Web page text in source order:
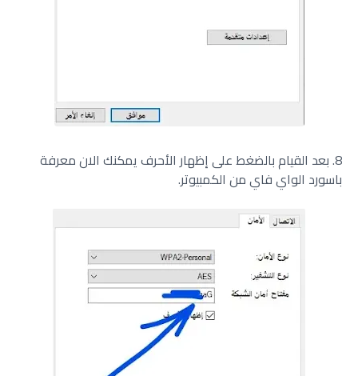
8. بعد القيام بالضغط على إظهار الأحرف يمكنك الان معرفة
باسورد الواي فاي من الكمبيوتر.